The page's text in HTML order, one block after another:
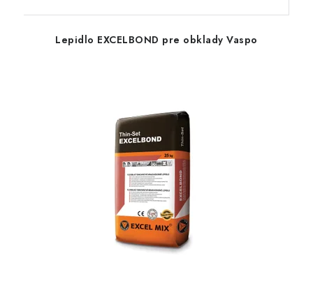
Lepidlo EXCELBOND pre obklady Vaspo